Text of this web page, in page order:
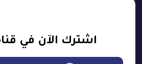
اشترك الآن في